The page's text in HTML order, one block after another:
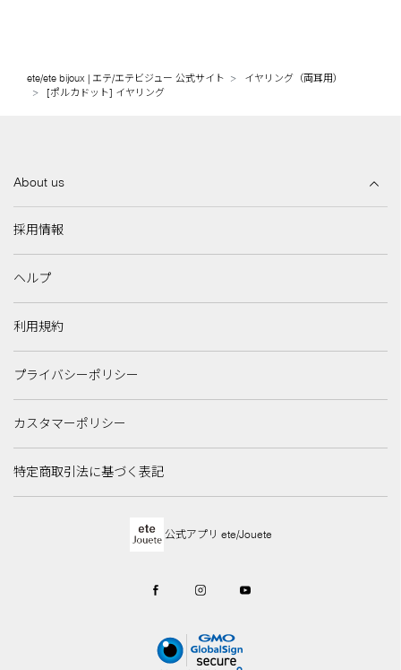
ete/ete bijoux | エテ/エテビジュー 公式サイト
イヤリング（両耳用）
[ポルカドット] イヤリング
About us
採用情報
ヘルプ
利用規約
プライバシーポリシー
カスタマーポリシー
特定商取引法に基づく表記
公式アプリ ete/Jouete